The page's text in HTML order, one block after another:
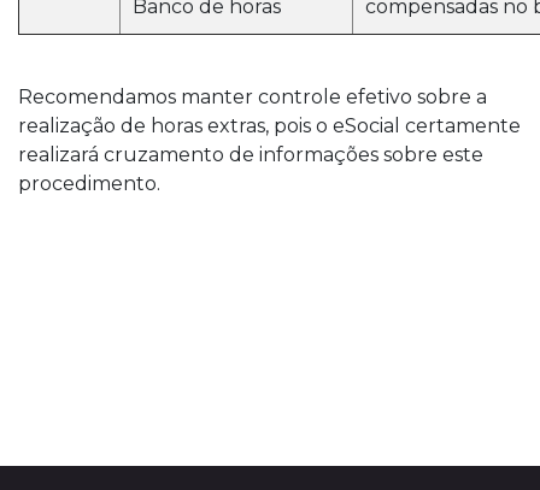
Banco de horas
compensadas no
Recomendamos manter controle efetivo sobre a
realização de horas extras, pois o eSocial certamente
realizará cruzamento de informações sobre este
procedimento.